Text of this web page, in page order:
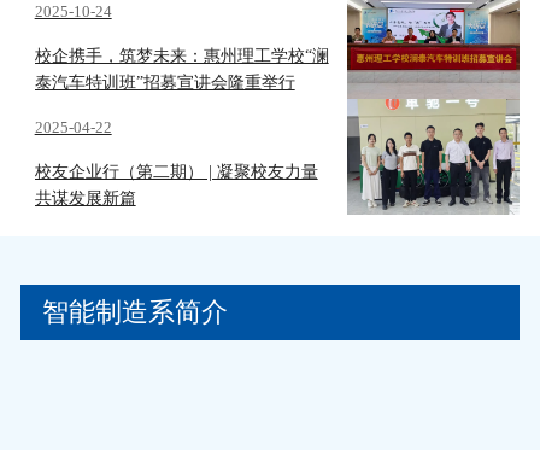
2025-10-24
校企携手，筑梦未来：惠州理工学校“澜
泰汽车特训班”招募宣讲会隆重举行
2025-04-22
校友企业行（第二期） | 凝聚校友力量
共谋发展新篇
智能制造系简介